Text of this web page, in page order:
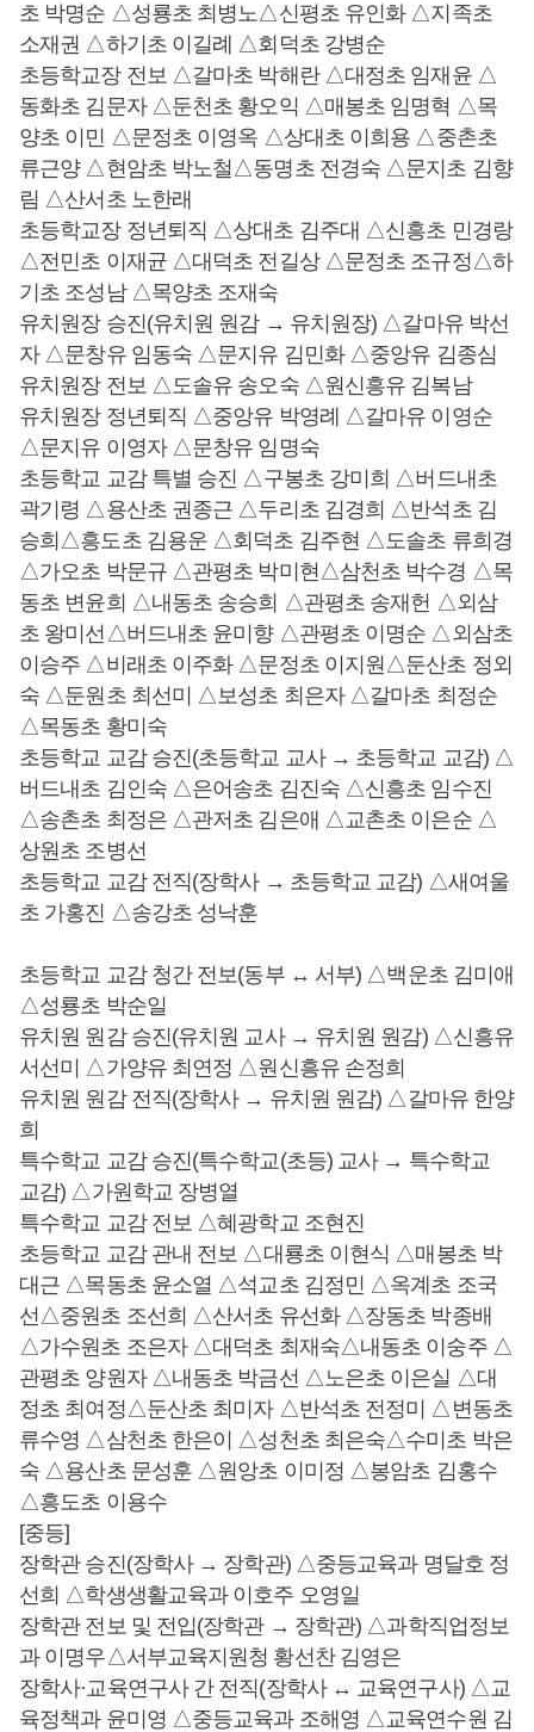
초 박명순 △성룡초 최병노△신평초 유인화 △지족초
소재권 △하기초 이길례 △회덕초 강병순
초등학교장 전보 △갈마초 박해란 △대정초 임재윤 △
동화초 김문자 △둔천초 황오익 △매봉초 임명혁 △목
양초 이민 △문정초 이영옥 △상대초 이희용 △중촌초
류근양 △현암초 박노철△동명초 전경숙 △문지초 김향
림 △산서초 노한래
초등학교장 정년퇴직 △상대초 김주대 △신흥초 민경랑
△전민초 이재균 △대덕초 전길상 △문정초 조규정△하
기초 조성남 △목양초 조재숙
유치원장 승진(유치원 원감 → 유치원장) △갈마유 박선
자 △문창유 임동숙 △문지유 김민화 △중앙유 김종심
유치원장 전보 △도솔유 송오숙 △원신흥유 김복남
유치원장 정년퇴직 △중앙유 박영례 △갈마유 이영순
△문지유 이영자 △문창유 임명숙
초등학교 교감 특별 승진 △구봉초 강미희 △버드내초
곽기령 △용산초 권종근 △두리초 김경희 △반석초 김
승희△흥도초 김용운 △회덕초 김주현 △도솔초 류희경
△가오초 박문규 △관평초 박미현△삼천초 박수경 △목
동초 변윤희 △내동초 송승희 △관평초 송재헌 △외삼
초 왕미선△버드내초 윤미향 △관평초 이명순 △외삼초
이승주 △비래초 이주화 △문정초 이지원△둔산초 정외
숙 △둔원초 최선미 △보성초 최은자 △갈마초 최정순
△목동초 황미숙
초등학교 교감 승진(초등학교 교사 → 초등학교 교감) △
버드내초 김인숙 △은어송초 김진숙 △신흥초 임수진
△송촌초 최정은 △관저초 김은애 △교촌초 이은순 △
상원초 조병선
초등학교 교감 전직(장학사 → 초등학교 교감) △새여울
초 가홍진 △송강초 성낙훈
초등학교 교감 청간 전보(동부 ↔ 서부) △백운초 김미애
△성룡초 박순일
유치원 원감 승진(유치원 교사 → 유치원 원감) △신흥유
서선미 △가양유 최연정 △원신흥유 손정희
유치원 원감 전직(장학사 → 유치원 원감) △갈마유 한양
희
특수학교 교감 승진(특수학교(초등) 교사 → 특수학교
교감) △가원학교 장병열
특수학교 교감 전보 △혜광학교 조현진
초등학교 교감 관내 전보 △대룡초 이현식 △매봉초 박
대근 △목동초 윤소열 △석교초 김정민 △옥계초 조국
선△중원초 조선희 △산서초 유선화 △장동초 박종배
△가수원초 조은자 △대덕초 최재숙△내동초 이숭주 △
관평초 양원자 △내동초 박금선 △노은초 이은실 △대
정초 최여정△둔산초 최미자 △반석초 전정미 △변동초
류수영 △삼천초 한은이 △성천초 최은숙△수미초 박은
숙 △용산초 문성훈 △원앙초 이미정 △봉암초 김홍수
△흥도초 이용수
[중등]
장학관 승진(장학사 → 장학관) △중등교육과 명달호 정
선희 △학생생활교육과 이호주 오영일
장학관 전보 및 전입(장학관 → 장학관) △과학직업정보
과 이명우△서부교육지원청 황선찬 김영은
장학사·교육연구사 간 전직(장학사 ↔ 교육연구사) △교
육정책과 윤미영 △중등교육과 조해영 △교육연수원 김